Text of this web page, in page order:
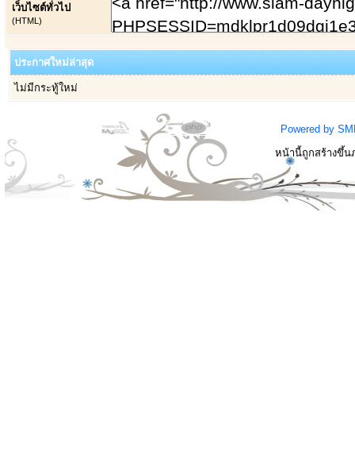
เว็บไซต์ทั่วไป
(HTML)
ประกาศใหม่ล่าสุด
ไม่มีกระทู้ใหม่
Powered by
หน้านี้ถูกสร้างขึ้น